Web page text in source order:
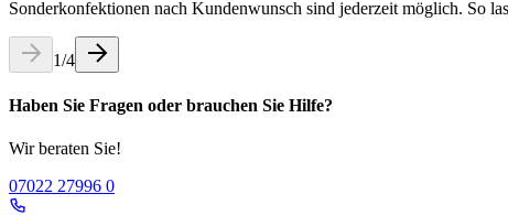
Sonderkonfektionen nach Kundenwunsch sind jederzeit möglich. So
1/4
Haben Sie Fragen oder brauchen Sie Hilfe?
Wir beraten Sie!
07022 27996 0